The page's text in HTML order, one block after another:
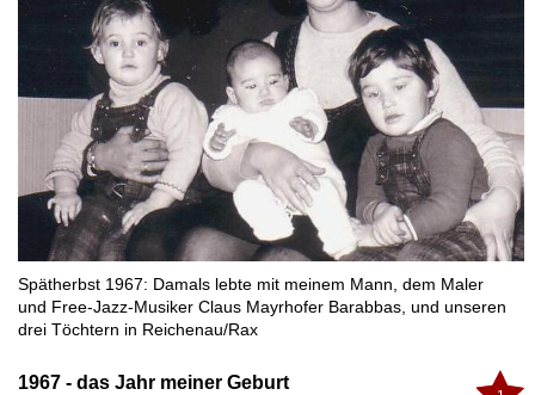
Spätherbst 1967: Damals lebte mit meinem Mann, dem Maler
und Free-Jazz-Musiker Claus Mayrhofer Barabbas, und unseren
drei Töchtern in Reichenau/Rax
1967 - das Jahr meiner Geburt